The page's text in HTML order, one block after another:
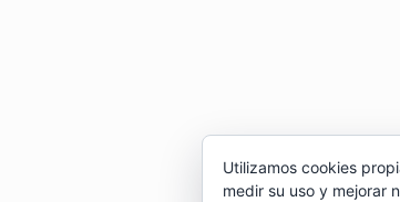
Utilizamos cookies
medir su uso y mejorar